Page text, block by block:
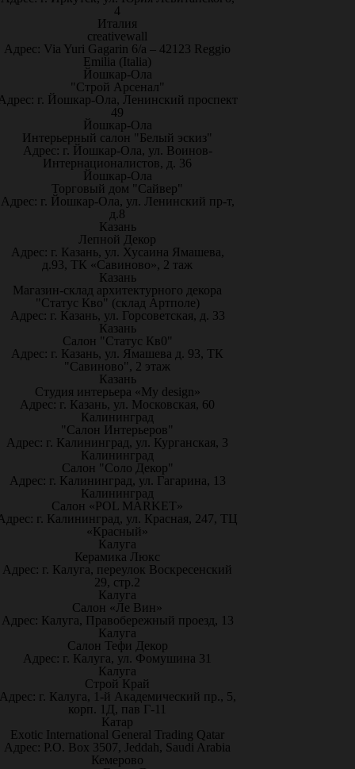
4
Италия
creativewall
Адрес: Via Yuri Gagarin 6/a – 42123 Reggio
Emilia (Italia)
Йошкар-Ола
"Строй Арсенал"
г. Йошкар-Ола, Ленинский проспект
49
Йошкар-Ола
Интерьерный салон "Белый эскиз"
Адрес: г. Йошкар-Ола, ул. Воинов-
Интернационалистов, д. 36
Йошкар-Ола
Торговый дом "Сайвер"
Адрес: г. Йошкар-Ола, ул. Ленинский пр-т,
д.8
Казань
Лепной Декор
Адрес: г. Казань, ул. Хусаина Ямашева,
д.93, ТК «Савиново», 2 таж
Казань
Магазин-склад архитектурного декора
"Статус Кво" (склад Артполе)
Адрес: г. Казань, ул. Горсоветская, д. 33
Казань
Салон "Статус Кв0"
Адрес: г. Казань, ул. Ямашева д. 93, ТК
"Савиново", 2 этаж
Казань
Студия интерьера «My design»
Адрес: г. Казань, ул. Московская, 60
Калининград
"Салон Интерьеров"
Адрес: г. Калининград, ул. Курганская, 3
Калининград
Салон "Соло Декор"
Адрес: г. Калининград, ул. Гагарина, 13
Калининград
Салон «POL MARKET»
г. Калининград, ул. Красная, 247, ТЦ
«Красный»
Калуга
Керамика Люкс
Адрес: г. Калуга, переулок Воскресенский
29, стр.2
Калуга
Салон «Ле Вин»
Адрес: Калуга, Правобережный проезд, 13
Калуга
Салон Тефи Декор
Адрес: г. Калуга, ул. Фомушина 31
Калуга
Строй Край
г. Калуга, 1-й Академический пр., 5,
корп. 1Д, пав Г-11
Катар
Exotic International General Trading Qatar
Адрес: P.O. Box 3507, Jeddah, Saudi Arabia
Кемерово